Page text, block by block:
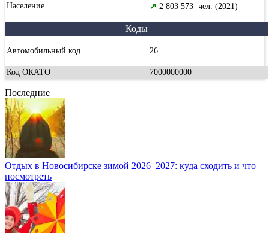
Население ↗ 2 803 573 чел. (2021)
Коды
Автомобильный код 26
Код ОКАТО 7000000000
Последние
Отдых в Новосибирске зимой 2026–2027: куда сходить и что
посмотреть